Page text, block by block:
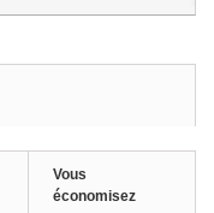
Vous
économisez